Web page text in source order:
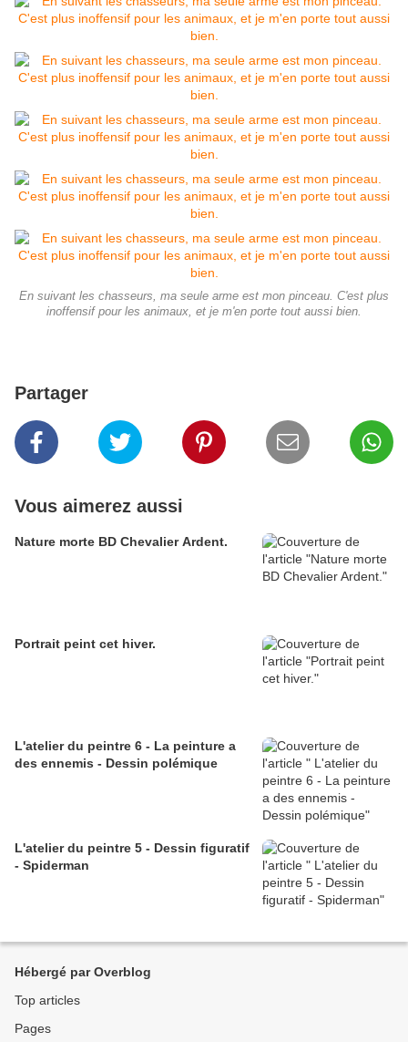
En suivant les chasseurs, ma seule arme est mon pinceau. C'est plus
inoffensif pour les animaux, et je m'en porte tout aussi bien.
Partager
Vous aimerez aussi
Nature morte BD Chevalier Ardent.
Portrait peint cet hiver.
L'atelier du peintre 6 - La peinture a
des ennemis - Dessin polémique
L'atelier du peintre 5 - Dessin figuratif
- Spiderman
Hébergé par Overblog
Top articles
Pages